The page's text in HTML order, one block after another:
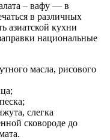
– вафу — в
в различных
азиатской кухни
национальные
масла, рисового
слегка
сковороде до